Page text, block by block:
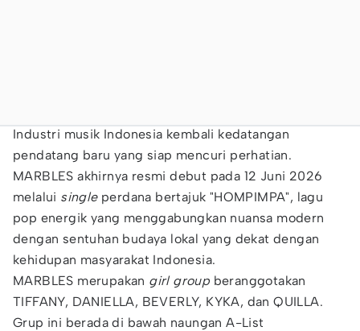
Industri musik Indonesia kembali kedatangan
pendatang baru yang siap mencuri perhatian.
MARBLES akhirnya resmi debut pada 12 Juni 2026
melalui single perdana bertajuk "HOMPIMPA", lagu
pop energik yang menggabungkan nuansa modern
dengan sentuhan budaya lokal yang dekat dengan
kehidupan masyarakat Indonesia.
MARBLES merupakan girl group beranggotakan
TIFFANY, DANIELLA, BEVERLY, KYKA, dan QUILLA.
Grup ini berada di bawah naungan A-List